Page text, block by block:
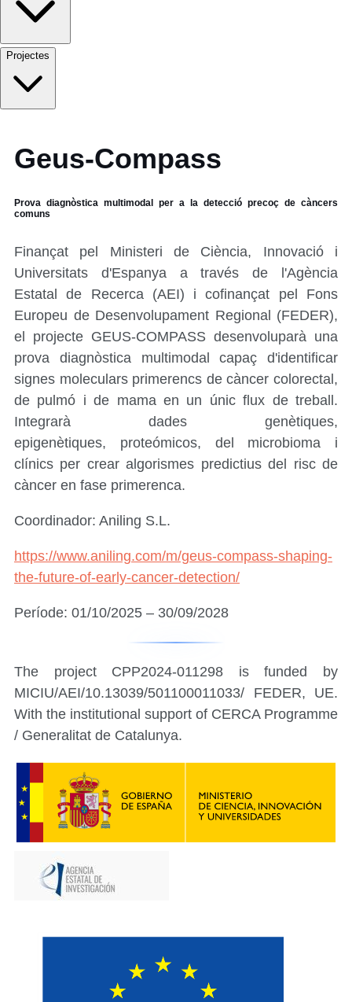
Projectes
Geus-Compass
Prova diagnòstica multimodal per a la detecció precoç de càncers
comuns
Finançat pel Ministeri de Ciència, Innovació i
Universitats d'Espanya a través de l'Agència
Estatal de Recerca (AEI) i cofinançat pel Fons
Europeu de Desenvolupament Regional (FEDER),
el projecte GEUS-COMPASS desenvoluparà una
prova diagnòstica multimodal capaç d'identificar
signes moleculars primerencs de càncer colorectal,
de pulmó i de mama en un únic flux de treball.
Integrarà dades genètiques,
epigenètiques, proteómicos, del microbioma i
clínics per crear algorismes predictius del risc de
càncer en fase primerenca.
Coordinador: Aniling S.L.
https://www.aniling.com/m/geus-compass-shaping-
the-future-of-early-cancer-detection/
Període: 01/10/2025 – 30/09/2028
The project CPP2024-011298 is funded by
MICIU/AEI/10.13039/501100011033/ FEDER, UE.
With the institutional support of CERCA Programme
/ Generalitat de Catalunya.